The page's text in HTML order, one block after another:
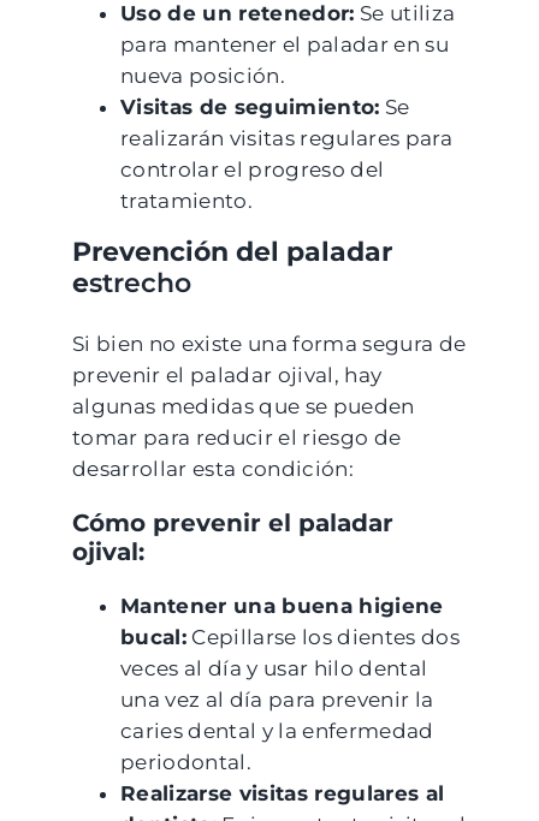
Uso de un retenedor: Se utiliza
para mantener el paladar en su
nueva posición.
Visitas de seguimiento: Se
realizarán visitas regulares para
controlar el progreso del
tratamiento.
Prevención del paladar
estrecho
Si bien no existe una forma segura de
prevenir el paladar ojival, hay
algunas medidas que se pueden
tomar para reducir el riesgo de
desarrollar esta condición:
Cómo prevenir el paladar
ojival:
Mantener una buena higiene
bucal:Cepillarse los dientes dos
veces al día y usar hilo dental
una vez al día para prevenir la
caries dental y la enfermedad
periodontal.
Realizarse visitas regulares al